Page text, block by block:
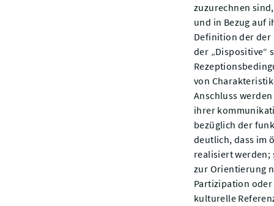
zuzurechnen
und in Bezug auf
Definition der der
der „Dispositive“
von
Anschluss
ihrer
bezüglich der
deutlich, dass im
realisiert werden;
zur Orientierung
Partizipation
kulturelle